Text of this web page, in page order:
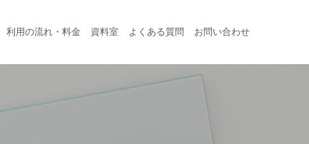
利用の流れ・料金 資料室 よくある質問 お問い合わせ